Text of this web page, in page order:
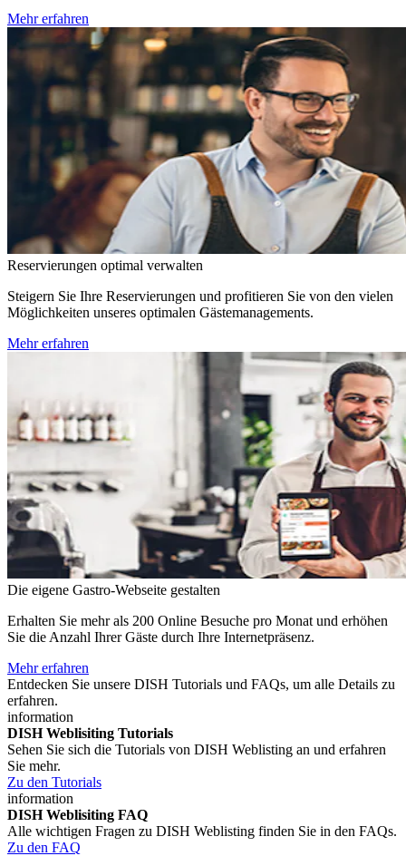
Mehr erfahren
Reservierungen optimal verwalten
Steigern Sie Ihre Reservierungen und profitieren Sie von den vielen
Möglichkeiten unseres optimalen Gästemanagements.
Mehr erfahren
Die eigene Gastro-Webseite gestalten
Erhalten Sie mehr als 200 Online Besuche pro Monat und erhöhen
Sie die Anzahl Ihrer Gäste durch Ihre Internetpräsenz.
Mehr erfahren
Entdecken Sie unsere DISH Tutorials und FAQs, um alle Details zu
erfahren.
information
DISH Weblisiting Tutorials
Sehen Sie sich die Tutorials von DISH Weblisting an und erfahren
Sie mehr.
Zu den Tutorials
information
DISH Weblisiting FAQ
Alle wichtigen Fragen zu DISH Weblisting finden Sie in den FAQs.
Zu den FAQ